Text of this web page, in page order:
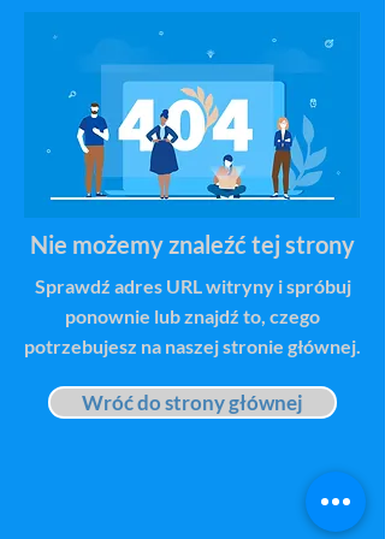
Nie możemy znaleźć tej strony
Sprawdź adres URL witryny i spróbuj
ponownie lub znajdź to, czego
potrzebujesz na naszej stronie głównej.
Wróć do strony głównej